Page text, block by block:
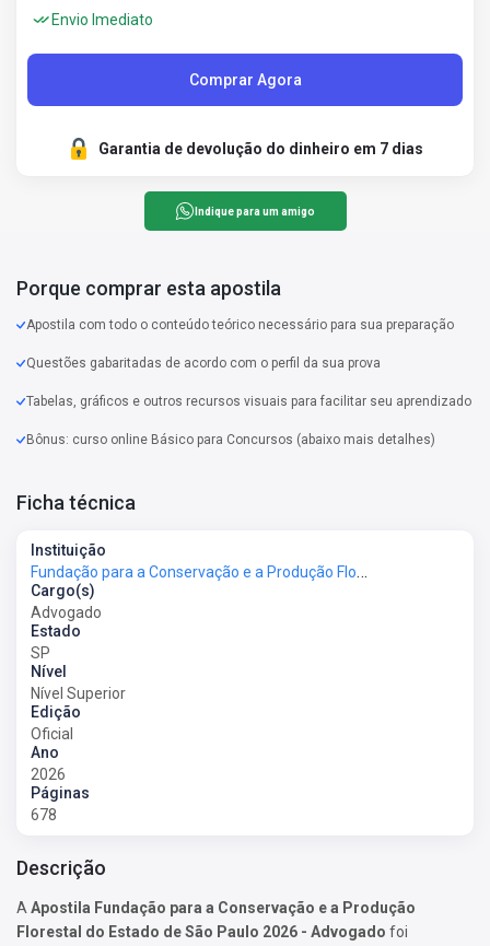
Envio Imediato
Comprar Agora
Garantia de devolução do dinheiro em 7 dias
Indique para um amigo
Porque comprar esta apostila
Apostila com todo o conteúdo teórico necessário para sua preparação
Questões gabaritadas de acordo com o perfil da sua prova
Tabelas, gráficos e outros recursos visuais para facilitar seu aprendizado
Bônus: curso online Básico para Concursos (abaixo mais detalhes)
Ficha técnica
Instituição
Fundação para a Conservação e a Produção Florestal do Estado de São Paulo - Fundação Florestal
Cargo(s)
Advogado
Estado
SP
Nível
Nível Superior
Edição
Oficial
Ano
2026
Páginas
678
Descrição
A Apostila Fundação para a Conservação e a Produção
Florestal do Estado de São Paulo 2026 - Advogado foi